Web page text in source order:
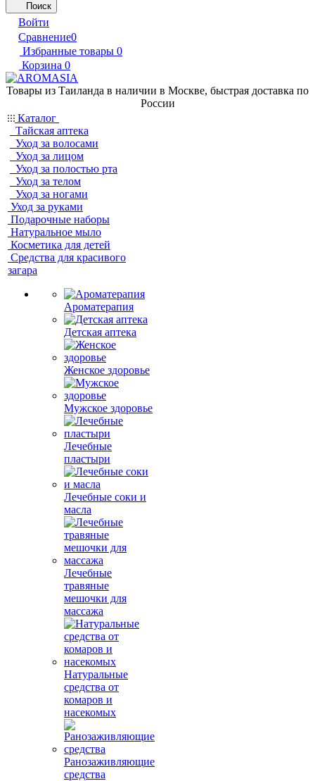
Поиск
Войти
Сравнение0
Избранные товары 0
Корзина 0
Товары из Таиланда в наличии в Москве, быстрая доставка по
России
Каталог
Тайская аптека
Уход за волосами
Уход за лицом
Уход за полостью рта
Уход за телом
Уход за ногами
Уход за руками
Подарочные наборы
Натуральное мыло
Косметика для детей
Средства для красивого
загара
Ароматерапия
Детская аптека
Женское здоровье
Мужское здоровье
Лечебные
пластыри
Лечебные соки и
масла
Лечебные
травяные
мешочки для
массажа
Натуральные
средства от
комаров и
насекомых
Ранозаживляющие
средства